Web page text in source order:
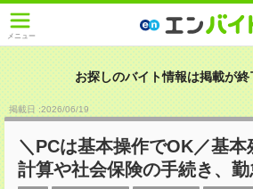
メニュー
お探しのバイト情報は掲載が終
掲載日 :2026/06/19
＼PCは基本操作でOK／基
計算や社会保険の手続き、